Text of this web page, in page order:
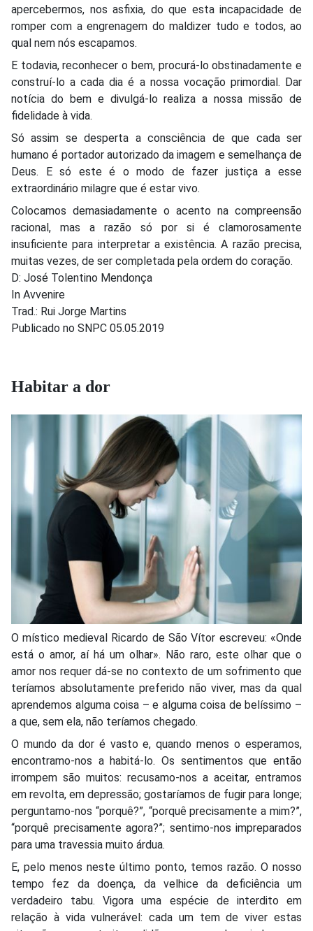
apercebermos, nos asfixia, do que esta incapacidade de
romper com a engrenagem do maldizer tudo e todos, ao
qual nem nós escapamos.
E todavia, reconhecer o bem, procurá-lo obstinadamente e
construí-lo a cada dia é a nossa vocação primordial. Dar
notícia do bem e divulgá-lo realiza a nossa missão de
fidelidade à vida.
Só assim se desperta a consciência de que cada ser
humano é portador autorizado da imagem e semelhança de
Deus. E só este é o modo de fazer justiça a esse
extraordinário milagre que é estar vivo.
Colocamos demasiadamente o acento na compreensão
racional, mas a razão só por si é clamorosamente
insuficiente para interpretar a existência. A razão precisa,
muitas vezes, de ser completada pela ordem do coração.
D: José Tolentino Mendonça
In Avvenire
Trad.: Rui Jorge Martins
Publicado no SNPC 05.05.2019
Habitar a dor
O místico medieval Ricardo de São Vítor escreveu: «Onde
está o amor, aí há um olhar». Não raro, este olhar que o
amor nos requer dá-se no contexto de um sofrimento que
teríamos absolutamente preferido não viver, mas da qual
aprendemos alguma coisa – e alguma coisa de belíssimo –
a que, sem ela, não teríamos chegado.
O mundo da dor é vasto e, quando menos o esperamos,
encontramo-nos a habitá-lo. Os sentimentos que então
irrompem são muitos: recusamo-nos a aceitar, entramos
em revolta, em depressão; gostaríamos de fugir para longe;
perguntamo-nos “porquê?”, “porquê precisamente a mim?”,
“porquê precisamente agora?”; sentimo-nos impreparados
para uma travessia muito árdua.
E, pelo menos neste último ponto, temos razão. O nosso
tempo fez da doença, da velhice da deficiência um
verdadeiro tabu. Vigora uma espécie de interdito em
relação à vida vulnerável: cada um tem de viver estas